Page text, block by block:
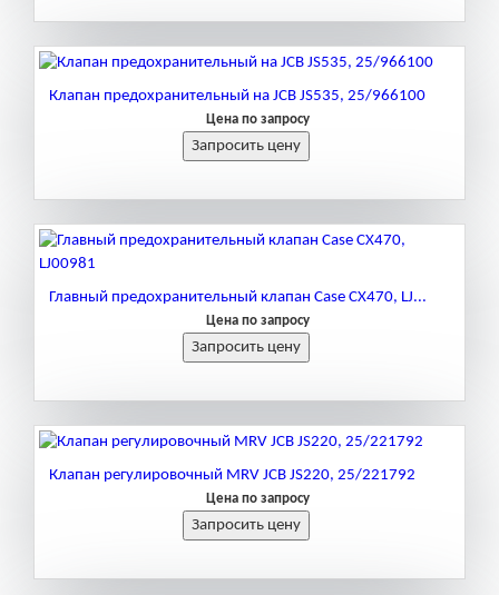
Клапан предохранительный на JCB JS535, 25/966100
Цена по запросу
Главный предохранительный клапан Case CX470, LJ...
Цена по запросу
Клапан регулировочный MRV JCB JS220, 25/221792
Цена по запросу